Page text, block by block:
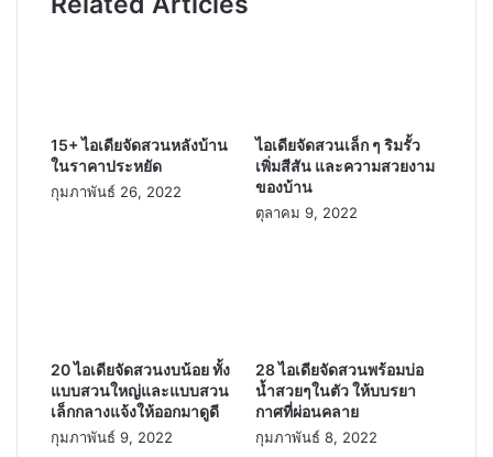
15+ ไอเดียจัดสวนหลังบ้าน
ในราคาประหยัด
กุมภาพันธ์ 26, 2022
ไอเดียจัดสวนเล็ก ๆ ริมรั้ว
เพิ่มสีสัน และความสวยงาม
ของบ้าน
ตุลาคม 9, 2022
20 ไอเดียจัดสวนงบน้อย ทั้ง
แบบสวนใหญ่และแบบสวน
เล็กกลางแจ้งให้ออกมาดูดี
กุมภาพันธ์ 9, 2022
28 ไอเดียจัดสวนพร้อมบ่อ
น้ำสวยๆในตัว ให้บบรยา
กาศที่ผ่อนคลาย
กุมภาพันธ์ 8, 2022